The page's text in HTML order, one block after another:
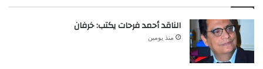
الناقد أحمد فرحات يكتب: خرفان
منذ يومين